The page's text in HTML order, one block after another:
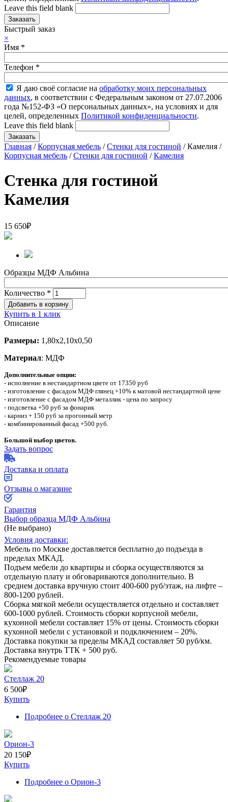
Leave this field blank
Быстрый заказ
×
Имя *
Телефон *
Я даю своё согласие на обработку моих персональных
данных, в соответствии с Федеральным законом от 27.07.2006
года №152-ФЗ «О персональных данных», на условиях и для
целей, определенных Политикой конфиденциальности.
Leave this field blank
Главная /Корпусная мебель /Стенки для гостиной / Камелия /
Корпусная мебель /Стенки для гостиной /Камелия
Стенка для гостиной
Камелия
15 650₽
Образцы МДФ Альбина
Количество *
Купить в 1 клик
Описание
Размеры: 1,80х2,10х0,50
Материал: МДФ
Дополнительные опции:
- исполнение в нестандартном цвете от 17350 руб
- изготовление с фасадом МДФ глянец +10% к матовой нестандартной цене
- изготовление с фасадом МДФ металлик - цена по запросу
- подсветка +50 руб за фонарик
- карниз + 150 руб за прогонный метр
- комбинированный фасад +500 руб.
Большой выбор цветов.
Задать вопрос
Доставка и оплата
Отзывы о магазине
Гарантия
Выбор образца МДФ Альбина
(Не выбрано)
Условия доставки:
Мебель по Москве доставляется бесплатно до подъезда в
пределах МКАД.
Подъем мебели до квартиры и сборка осуществляются за
отдельную плату и обговариваются дополнительно. В
среднем доставка вручную стоит 400-600 руб/этаж, на лифте –
800-1200 рублей.
Сборка мягкой мебели осуществляется отдельно и составляет
600-1000 рублей. Стоимость сборки корпусной мебели,
кухонной мебели составляет 15% от цены. Стоимость сборки
кухонной мебели с установкой и подключением – 20%.
Доставка покупки за пределы МКАД составляет 50 руб/км.
Доставка внутрь ТТК + 500 руб.
Рекомендуемые товары
Стеллаж 20
6 500₽
Купить
Подробнее о Стеллаж 20
Орион-3
20 150₽
Купить
Подробнее о Орион-3